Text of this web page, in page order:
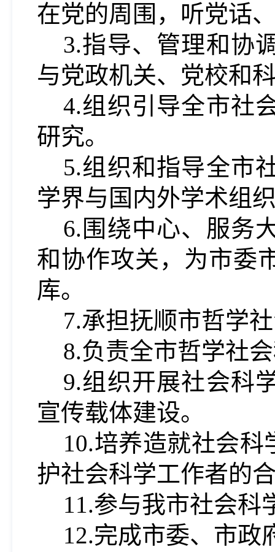
在党的周围，听党话
3.指导、管理和协
与党政机关、党校和
4.组织引导全市社
研究。
5.组织和指导全市
学界与国内外学术组
6.围绕中心、服务
和协作攻关，为市委
库。
7.承担抚顺市哲学
8.负责全市哲学社
9.组织开展社会科
宣传载体建设。
10.培养造就社会
护社会科学工作者的
11.参与我市社会科
12.完成市委、市政